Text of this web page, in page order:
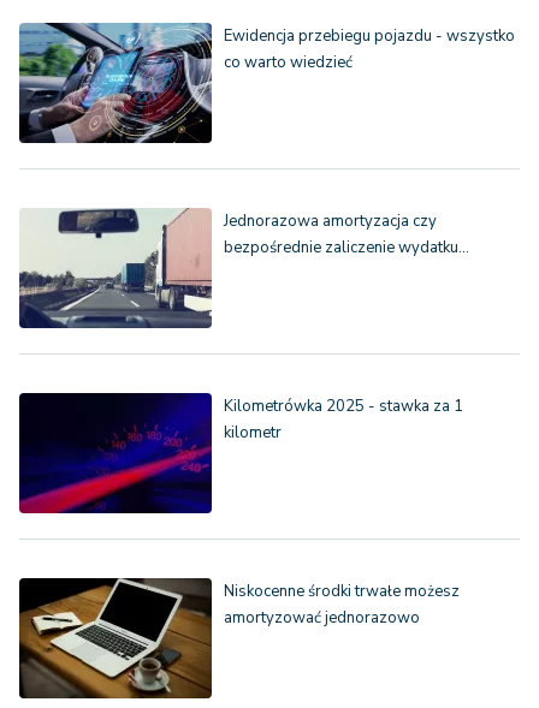
Ewidencja przebiegu pojazdu - wszystko
co warto wiedzieć
Jednorazowa amortyzacja czy
bezpośrednie zaliczenie wydatku…
Kilometrówka 2025 - stawka za 1
kilometr
Niskocenne środki trwałe możesz
amortyzować jednorazowo